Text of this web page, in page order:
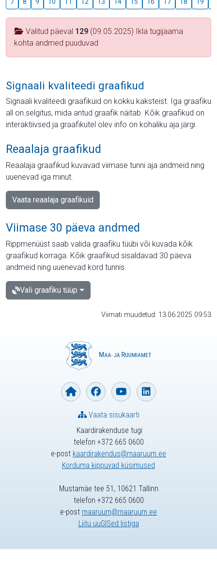
Valitud päeval 129 (09.05.2025) Ikla tugijaama
kohta andmed puuduvad
Signaali kvaliteedi graafikud
Signaali kvaliteedi graafikuid on kokku kaksteist. Iga graafiku
all on selgitus, mida antud graafik näitab. Kõik graafikud on
interaktiivsed ja graafikutel olev info on kohaliku aja järgi.
Reaalaja graafikud
Reaalaja graafikud kuvavad viimase tunni aja andmeid ning
uuenevad iga minut.
Vaata reaalaja graafikuid
Viimase 30 päeva andmed
Rippmenüüst saab valida graafiku tüübi või kuvada kõik
graafikud korraga. Kõik graafikud sisaldavad 30 päeva
andmeid ning uuenevad kord tunnis.
Vali graafiku tüüp
Viimati muudetud: 13.06.2025 09:53
Kaardirakenduse tugi
telefon +372 665 0600
e-post kaardirakendus@maaruum.ee
Korduma kippuvad küsimused
Vaata sisukaarti
Mustamäe tee 51, 10621 Tallinn
telefon +372 665 0600
e-post maaruum@maaruum.ee
Liitu uuGISed listiga